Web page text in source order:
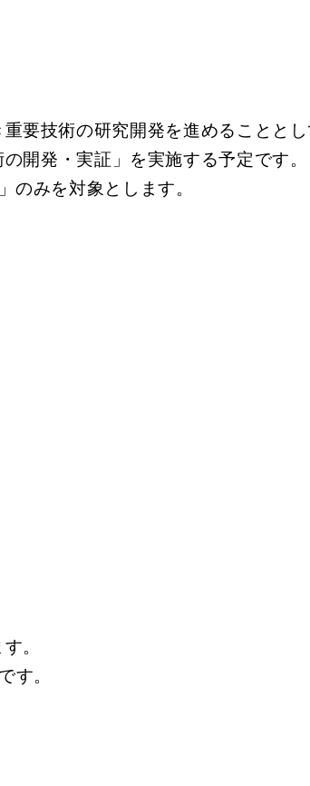
要技術の研究開発を進めることと
開発・実証」を実施する予定です。
のみを対象とします。
。
す。